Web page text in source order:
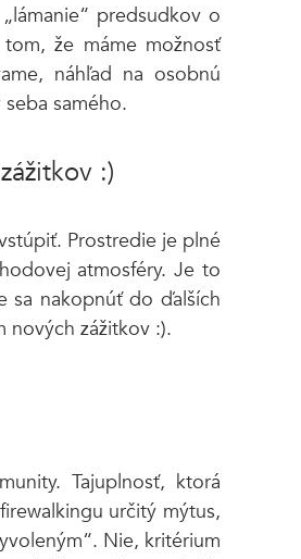
predsudkov o
že máme možnosť
náhľad na osobnú
samého.
:)
Prostredie je plné
atmosféry. Je to
sa nakopnúť do ďalších
nových zážitkov :).
Tajuplnosť, ktorá
určitý mýtus,
Nie, kritérium